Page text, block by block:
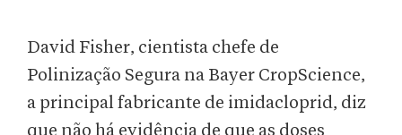
David Fisher, cientista chefe de
Polinização Segura na Bayer CropScience,
a principal fabricante de imidacloprid, diz
que não há evidência de que as doses